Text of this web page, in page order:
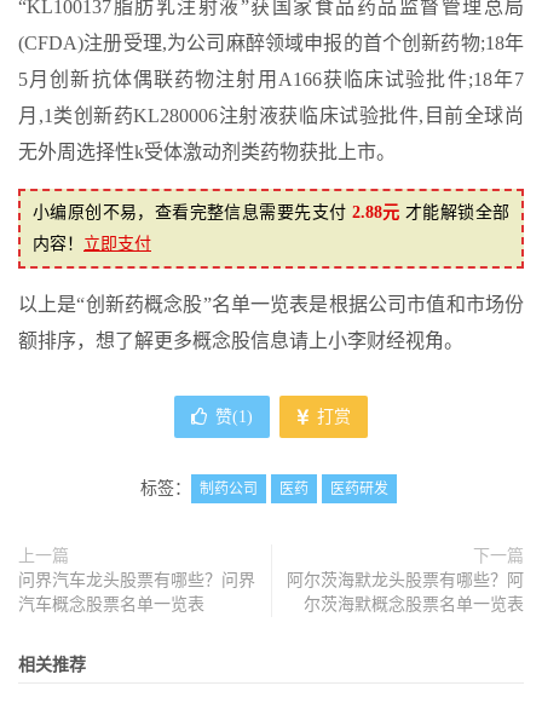
“KL100137脂肪乳注射液”获国家食品药品监督管理总局
(CFDA)注册受理,为公司麻醉领域申报的首个创新药物;18年
5月创新抗体偶联药物注射用A166获临床试验批件;18年7
月,1类创新药KL280006注射液获临床试验批件,目前全球尚
无外周选择性k受体激动剂类药物获批上市。
小编原创不易，查看完整信息需要先支付 2.88元 才能解锁全部
内容！ 立即支付
以上是“创新药概念股”名单一览表是根据公司市值和市场份
额排序，想了解更多概念股信息请上小李财经视角。
赞(1 ) 打赏
标签： 制药公司 医药 医药研发
上一篇
问界汽车龙头股票有哪些？问界
汽车概念股票名单一览表
下一篇
阿尔茨海默龙头股票有哪些？阿
尔茨海默概念股票名单一览表
相关推荐